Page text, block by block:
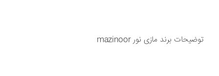
توضیحات برند مازی نور mazinoor